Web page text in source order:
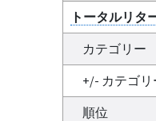
トータルリタ
カテゴリー
+/- カテゴリ
順位